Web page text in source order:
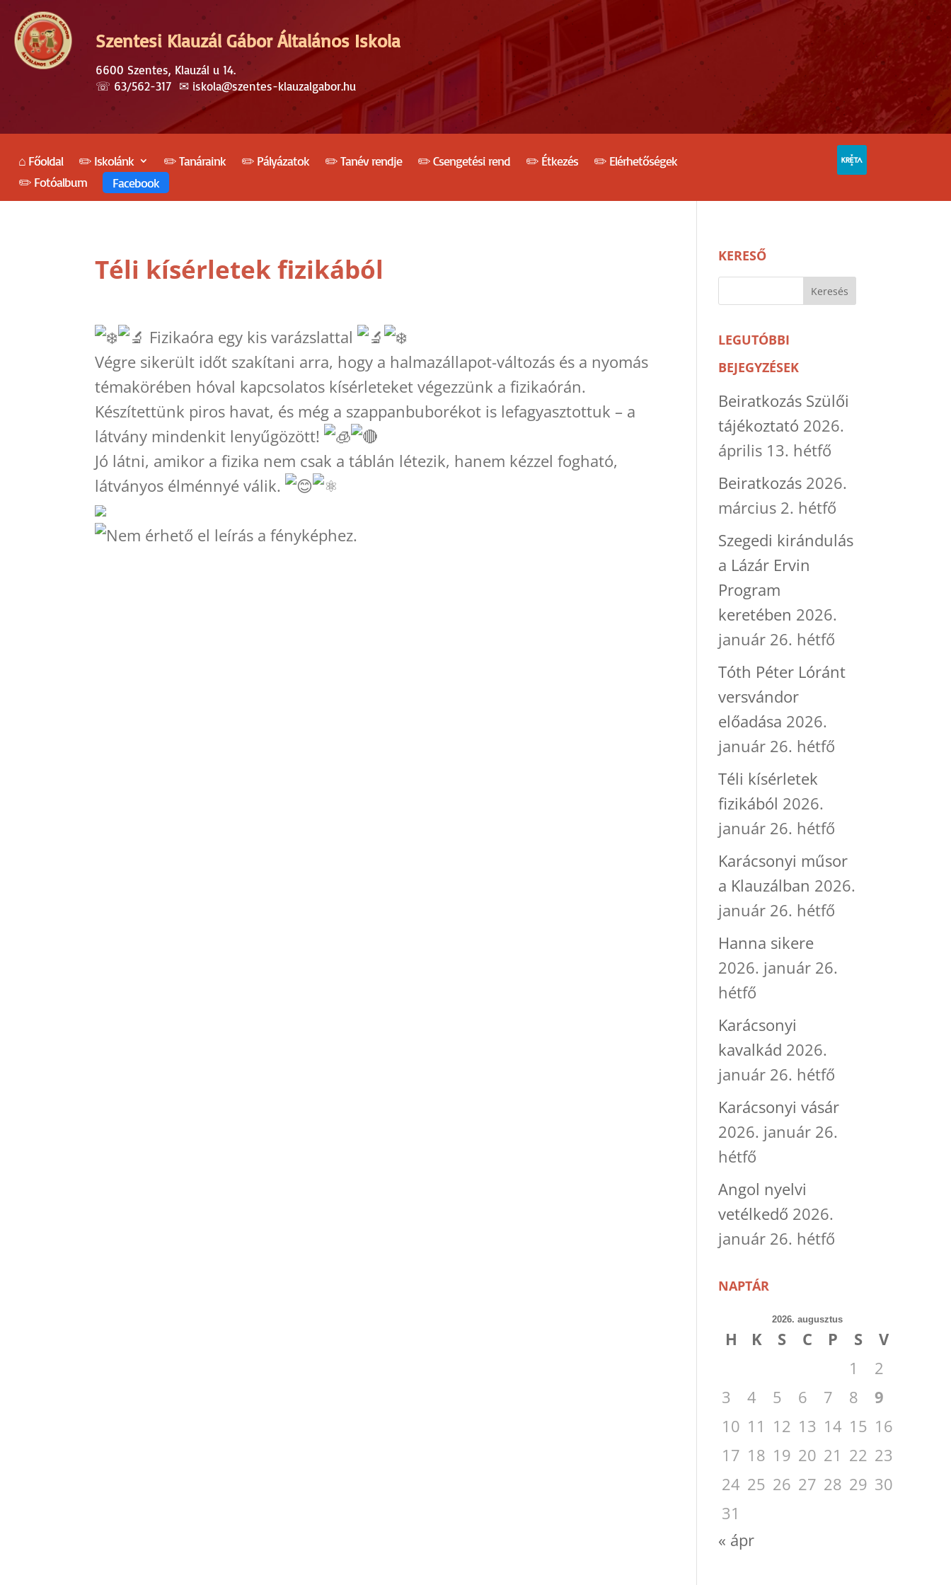
Szentesi Klauzál Gábor Általános Iskola
6600 Szentes, Klauzál u 14.
☏ 63/562-317 ✉︎ iskola@szentes-klauzalgabor.hu
⌂ Főoldal ✏️ Iskolánk ✏️ Tanáraink ✏️ Pályázatok ✏️ Tanév rendje ✏️ Csengetési rend ✏️ Étkezés
✏️ Elérhetőségek
✏️ Fotóalbum
Facebook
Téli kísérletek fizikából
Fizikaóra egy kis varázslattal
Végre sikerült időt szakítani arra, hogy a halmazállapot-változás és a nyomás
témakörében hóval kapcsolatos kísérleteket végezzünk a fizikaórán.
Készítettünk piros havat, és még a szappanbuborékot is lefagyasztottuk – a
látvány mindenkit lenyűgözött!
Jó látni, amikor a fizika nem csak a táblán létezik, hanem kézzel fogható,
látványos élménnyé válik.
KERESŐ
LEGUTÓBBI
BEJEGYZÉSEK
Beiratkozás Szülői
tájékoztató 2026.
április 13. hétfő
Beiratkozás 2026.
március 2. hétfő
Szegedi kirándulás
a Lázár Ervin
Program
keretében 2026.
január 26. hétfő
Tóth Péter Lóránt
versvándor
előadása 2026.
január 26. hétfő
Téli kísérletek
fizikából 2026.
január 26. hétfő
Karácsonyi műsor
a Klauzálban 2026.
január 26. hétfő
Hanna sikere
2026. január 26.
hétfő
Karácsonyi
kavalkád 2026.
január 26. hétfő
Karácsonyi vásár
2026. január 26.
hétfő
Angol nyelvi
vetélkedő 2026.
január 26. hétfő
NAPTÁR
2026. augusztus
H K S C P S
V
1
2
3
4 5 6 7 8
9
10 11 12 13 14 15 16
17 18 19 20 21 22 23
24 25 26 27 28 29 30
31
« ápr